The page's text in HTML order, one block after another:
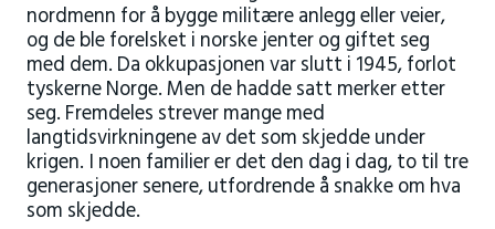
nordmenn for å bygge militære anlegg eller veier,
og de ble forelsket i norske jenter og giftet seg
med dem. Da okkupasjonen var slutt i 1945, forlot
tyskerne Norge. Men de hadde satt merker etter
seg. Fremdeles strever mange med
langtidsvirkningene av det som skjedde under
krigen. I noen familier er det den dag i dag, to til tre
generasjoner senere, utfordrende å snakke om hva
som skjedde.